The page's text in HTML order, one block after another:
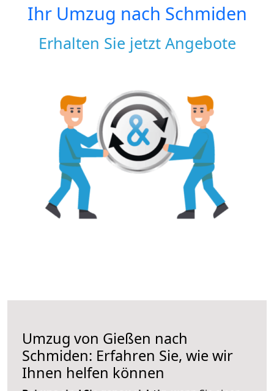
Ihr Umzug nach Schmiden
Erhalten Sie jetzt Angebote
Umzug von Gießen nach
Schmiden: Erfahren Sie, wie wir
Ihnen helfen können